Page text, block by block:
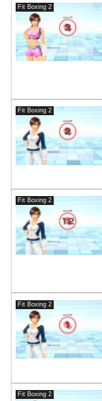
Fit Boxing 2
Fit Boxing 2
Fit Boxing 2
Fit Boxing 2
Fit Boxing 2